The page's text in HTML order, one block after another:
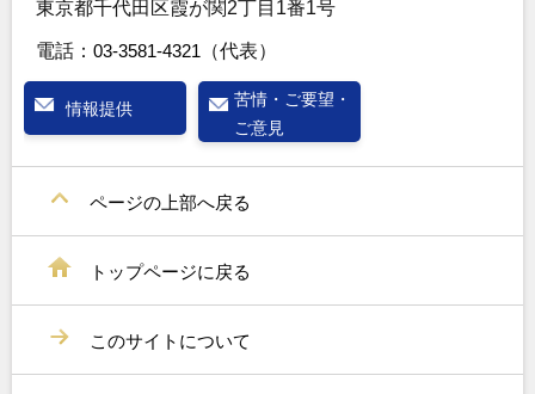
東京都千代田区霞が関2丁目1番1号
電話： 03-3581-4321 （代表）
情報提供
苦情・ご要望・
ご意見
ページの上部へ戻る
トップページに戻る
このサイトについて